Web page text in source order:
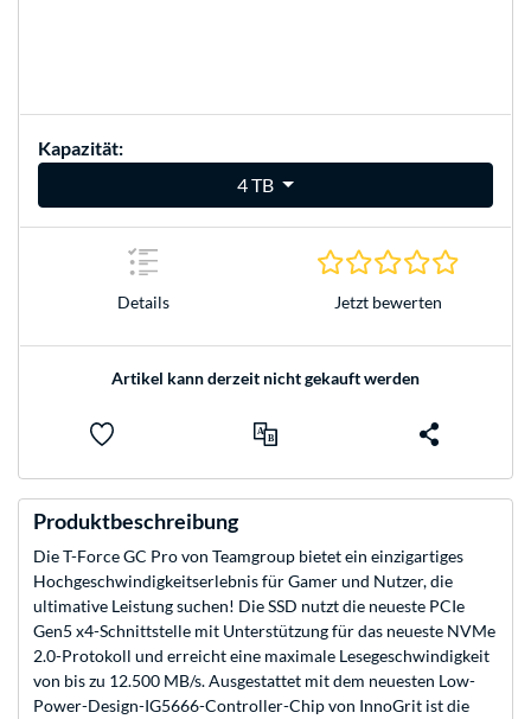
Kapazität:
4 TB
Details Jetzt bewerten
Artikel kann derzeit nicht gekauft werden
Produktbeschreibung
Die T-Force GC Pro von Teamgroup bietet ein einzigartiges
Hochgeschwindigkeitserlebnis für Gamer und Nutzer, die
ultimative Leistung suchen! Die SSD nutzt die neueste PCIe
Gen5 x4-Schnittstelle mit Unterstützung für das neueste NVMe
2.0-Protokoll und erreicht eine maximale Lesegeschwindigkeit
von bis zu 12.500 MB/s. Ausgestattet mit dem neuesten Low-
Power-Design-IG5666-Controller-Chip von InnoGrit ist die